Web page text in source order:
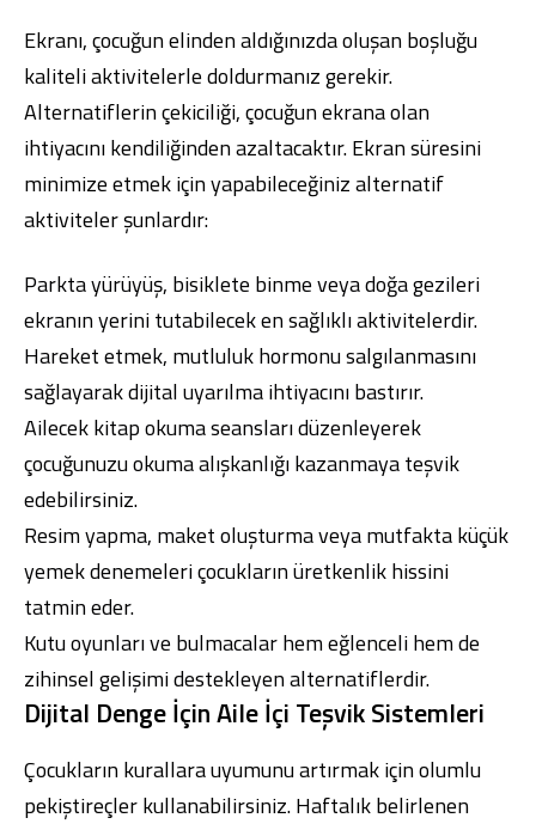
Ekranı, çocuğun elinden aldığınızda oluşan boşluğu
kaliteli aktivitelerle doldurmanız gerekir.
Alternatiflerin çekiciliği, çocuğun ekrana olan
ihtiyacını kendiliğinden azaltacaktır. Ekran süresini
minimize etmek için yapabileceğiniz alternatif
aktiviteler şunlardır:
Parkta yürüyüş, bisiklete binme veya doğa gezileri
ekranın yerini tutabilecek en sağlıklı aktivitelerdir.
Hareket etmek, mutluluk hormonu salgılanmasını
sağlayarak dijital uyarılma ihtiyacını bastırır.
Ailecek kitap okuma seansları düzenleyerek
çocuğunuzu okuma alışkanlığı kazanmaya teşvik
edebilirsiniz.
Resim yapma, maket oluşturma veya mutfakta küçük
yemek denemeleri çocukların üretkenlik hissini
tatmin eder.
Kutu oyunları ve bulmacalar hem eğlenceli hem de
zihinsel gelişimi destekleyen alternatiflerdir.
Dijital Denge İçin Aile İçi Teşvik Sistemleri
Çocukların kurallara uyumunu artırmak için olumlu
pekiştireçler kullanabilirsiniz. Haftalık belirlenen